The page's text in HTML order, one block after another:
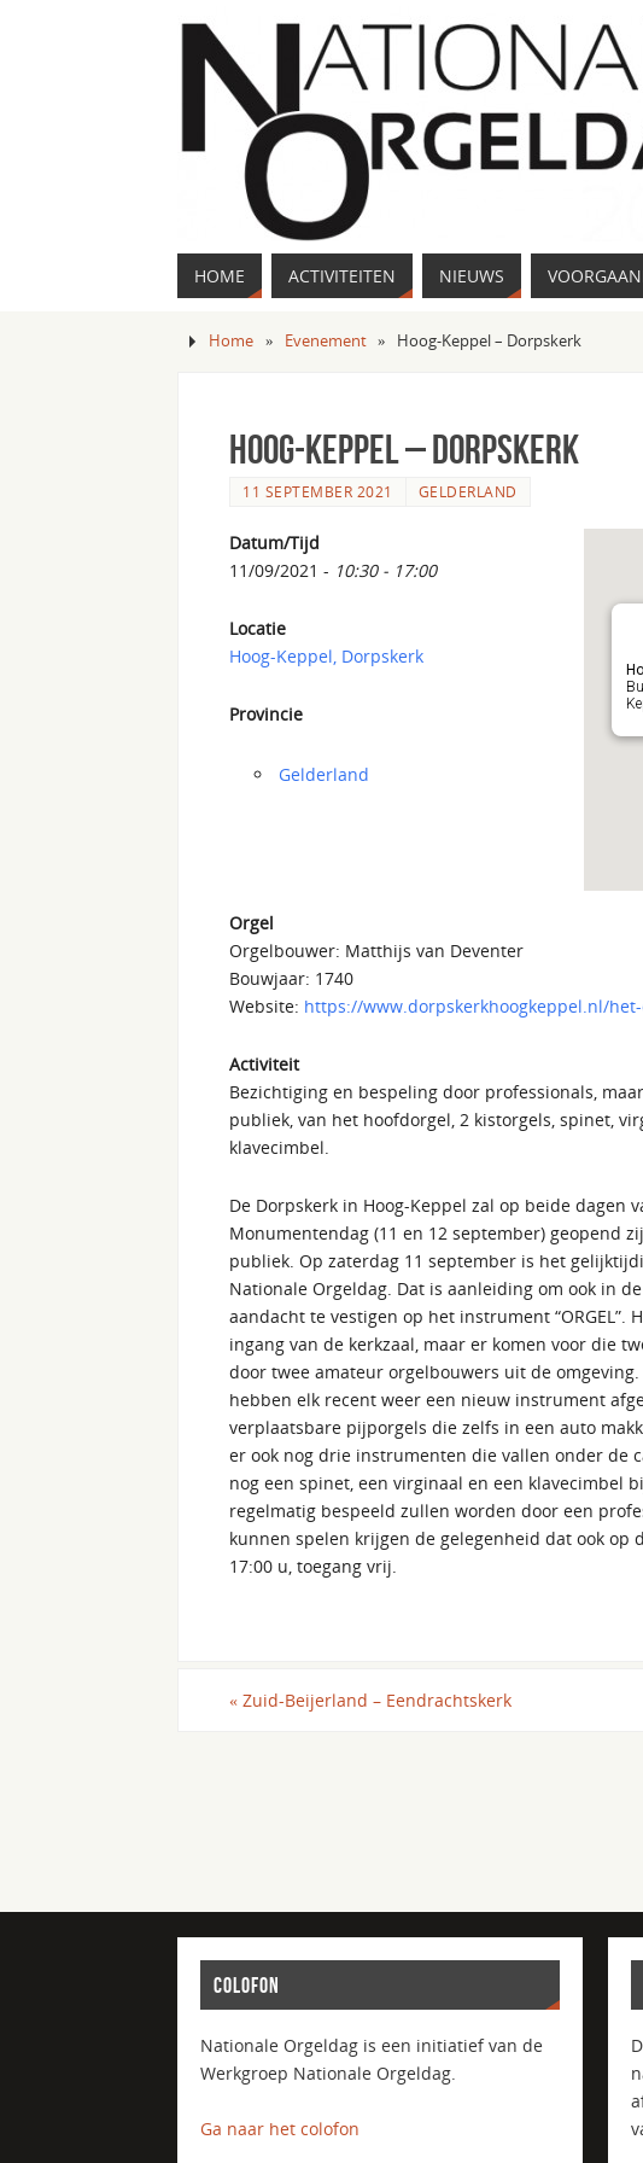
HOME ACTIVITEITEN NIEUWS
Home » Evenement » Hoog-Keppel – Dorpskerk
Hoog-Keppel – Dorpskerk
11 SEPTEMBER 2021 GELDERLAND
Datum/Tijd
11/09/2021 - 10:30 - 17:00
Locatie
Hoog-Keppel, Dorpskerk
Provincie
Gelderland
Orgel
Orgelbouwer: Matthijs van Deventer
Bouwjaar: 1740
Website: https://www.dorpskerkhoogkeppel.nl/
Activiteit
Bezichtiging en bespeling door professionals,
publiek, van het hoofdorgel, 2 kistorgels, spinet,
klavecimbel.
De Dorpskerk in Hoog-Keppel zal op beide dagen
Monumentendag (11 en 12 september) geopend
publiek. Op zaterdag 11 september is het
Nationale Orgeldag. Dat is aanleiding om ook in
aandacht te vestigen op het instrument
ingang van de kerkzaal, maar er komen voor die
door twee amateur orgelbouwers uit de
hebben elk recent weer een nieuw instrument
verplaatsbare pijporgels die zelfs in een auto
er ook nog drie instrumenten die vallen onder de
nog een spinet, een virginaal en een klavecimbel
regelmatig bespeeld zullen worden door een
kunnen spelen krijgen de gelegenheid dat ook op
17:00 u, toegang vrij.
« Zuid-Beijerland – Eendrachtskerk
COLOFON
Nationale Orgeldag is een initiatief van de
Werkgroep Nationale Orgeldag.
Ga naar het colofon